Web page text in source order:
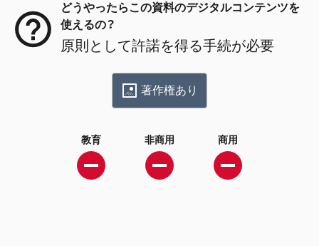
どうやったらこの資料のデジタルコンテンツを
使えるの？
原則として許諾を得る手続が必要
著作権あり
教育 非商用 商用